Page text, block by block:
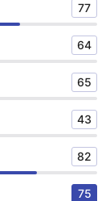
77
64
65
43
82
75